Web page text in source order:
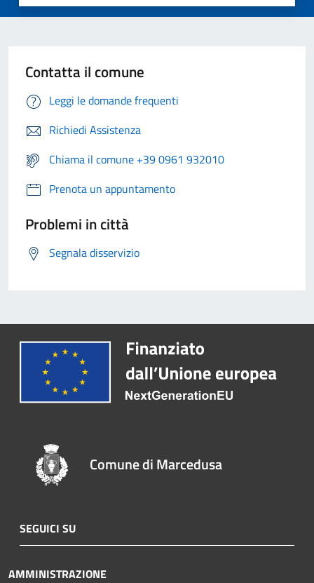
Contatta il comune
Leggi le domande frequenti
Richiedi Assistenza
Chiama il comune +39 0961 932010
Prenota un appuntamento
Problemi in città
Segnala disservizio
Comune di Marcedusa
SEGUICI SU
AMMINISTRAZIONE